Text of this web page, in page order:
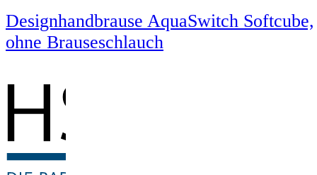
Designhandbrause AquaSwitch Softcube,
ohne Brauseschlauch